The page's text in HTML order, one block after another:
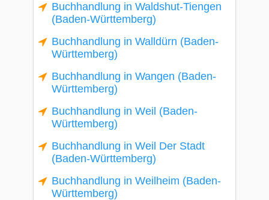
Buchhandlung in Waldshut-Tiengen
(Baden-Württemberg)
Buchhandlung in Walldürn (Baden-
Württemberg)
Buchhandlung in Wangen (Baden-
Württemberg)
Buchhandlung in Weil (Baden-
Württemberg)
Buchhandlung in Weil Der Stadt
(Baden-Württemberg)
Buchhandlung in Weilheim (Baden-
Württemberg)